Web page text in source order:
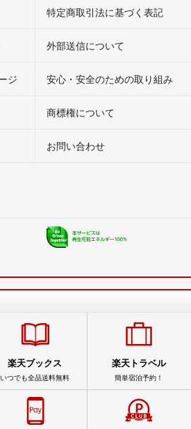
特定商取引法に基づく表記
外部送信について
ジ 安心・安全のための取り組み
商標権について
お問い合わせ
楽天ブックス
いつでも全品送料無料
楽天トラベル
簡単宿泊予約！